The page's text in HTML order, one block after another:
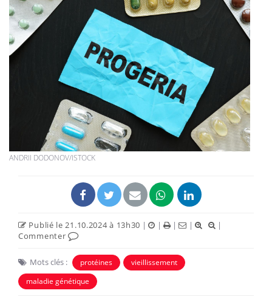
ANDRII DODONOV/ISTOCK
Publié le 21.10.2024 à 13h30 | | | |
|
Commenter
Mots clés : protéines
vieillissement
maladie génétique